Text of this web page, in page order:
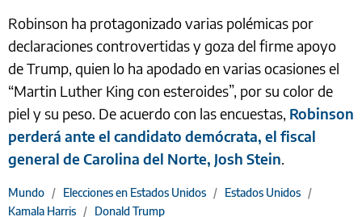
Robinson ha protagonizado varias polémicas por
declaraciones controvertidas y goza del firme apoyo
de Trump, quien lo ha apodado en varias ocasiones el
“Martin Luther King con esteroides”, por su color de
piel y su peso. De acuerdo con las encuestas, Robinson
perderá ante el candidato demócrata, el fiscal
general de Carolina del Norte, Josh Stein.
Mundo / Elecciones en Estados Unidos / Estados Unidos /
Kamala Harris / Donald Trump